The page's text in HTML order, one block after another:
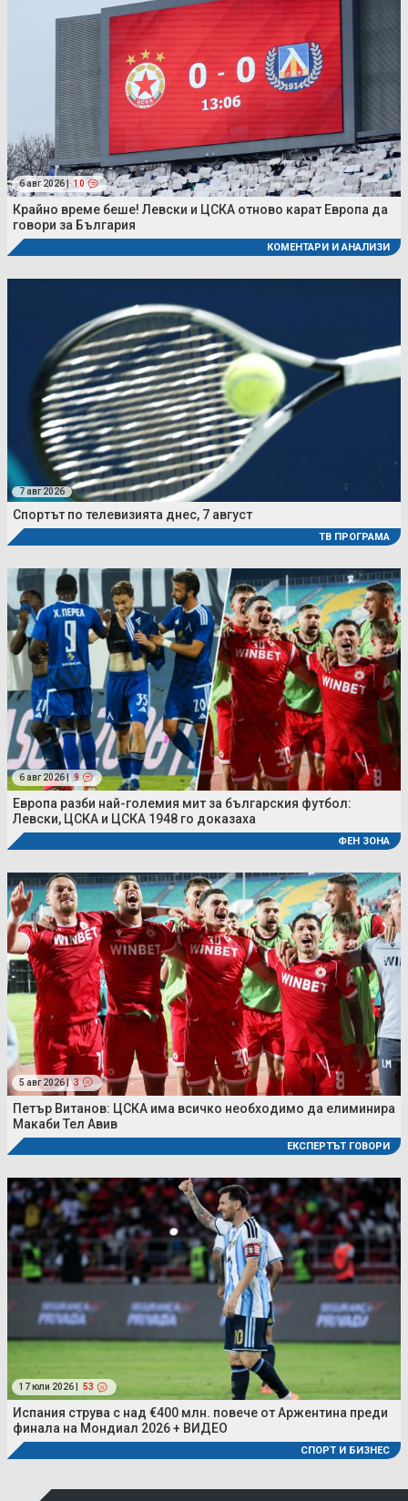
6 авг 2026 | 10
Крайно време беше! Левски и ЦСКА отново карат Европа да
говори за България
КОМЕНТАРИ И АНАЛИЗИ
7 авг 2026
Спортът по телевизията днес, 7 август
ТВ ПРОГРАМА
6 авг 2026 | 9
Европа разби най-големия мит за българския футбол:
Левски, ЦСКА и ЦСКА 1948 го доказаха
ФЕН ЗОНА
5 авг 2026 | 3
Петър Витанов: ЦСКА има всичко необходимо да елиминира
Макаби Тел Авив
ЕКСПЕРТЪТ ГОВОРИ
17 юли 2026 | 53
Испания струва с над €400 млн. повече от Аржентина преди
финала на Мондиал 2026 + ВИДЕО
СПОРТ И БИЗНЕС